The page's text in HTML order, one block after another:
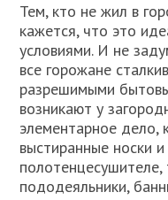
Тем, кто не жил в
кажется, что это
условиями. И не
все горожане
разрешимыми
возникают у
элементарное дело,
выстиранные носки
полотенцесушителе,
пододеяльники,